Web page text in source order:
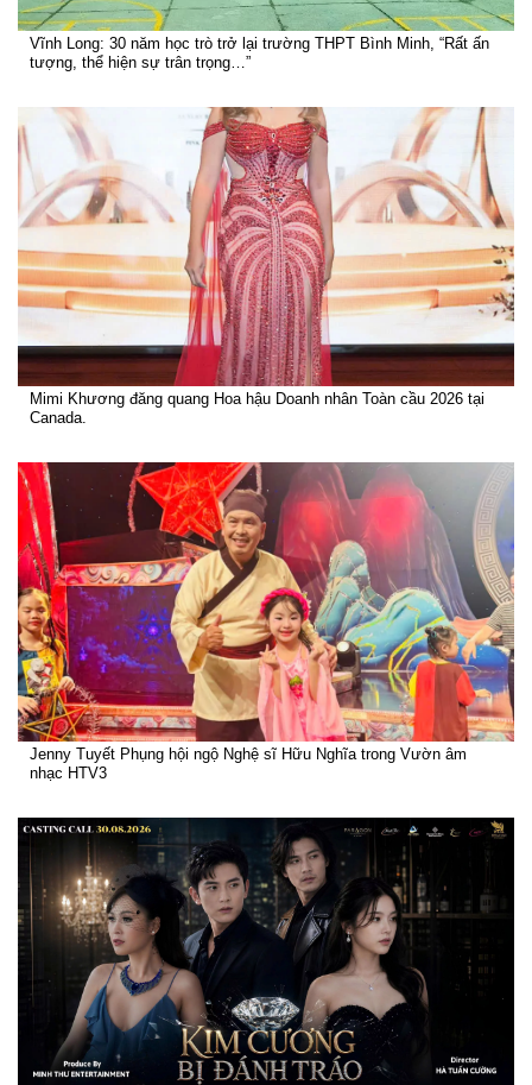
Vĩnh Long: 30 năm học trò trở lại trường THPT Bình Minh, “Rất ấn
tượng, thể hiện sự trân trọng…”
Mimi Khương đăng quang Hoa hậu Doanh nhân Toàn cầu 2026 tại
Canada.
Jenny Tuyết Phụng hội ngộ Nghệ sĩ Hữu Nghĩa trong Vườn âm
nhạc HTV3